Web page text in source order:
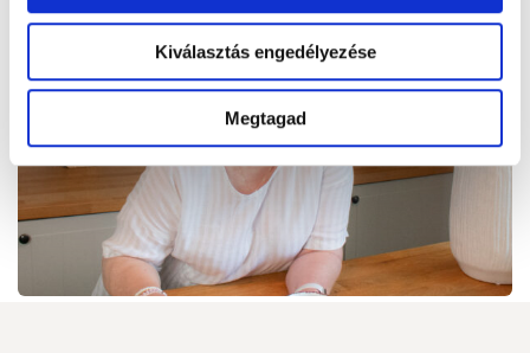
Kiválasztás engedélyezése
Megtagad